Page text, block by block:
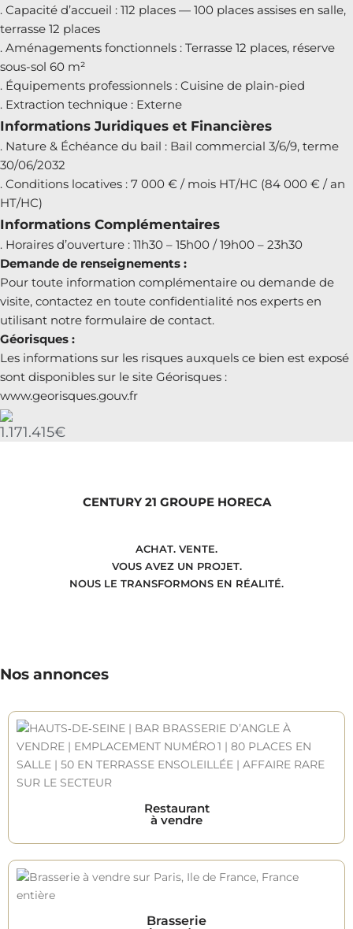
. Capacité d’accueil : 112 places — 100 places assises en salle,
terrasse 12 places
. Aménagements fonctionnels : Terrasse 12 places, réserve
sous-sol 60 m²
. Équipements professionnels : Cuisine de plain-pied
. Extraction technique : Externe
Informations Juridiques et Financières
. Nature & Échéance du bail : Bail commercial 3/6/9, terme
30/06/2032
. Conditions locatives : 7 000 € / mois HT/HC (84 000 € / an
HT/HC)
Informations Complémentaires
. Horaires d’ouverture : 11h30 – 15h00 / 19h00 – 23h30
Demande de renseignements :
Pour toute information complémentaire ou demande de
visite, contactez en toute confidentialité nos experts en
utilisant notre formulaire de contact.
Géorisques :
Les informations sur les risques auxquels ce bien est exposé
sont disponibles sur le site Géorisques :
www.georisques.gouv.fr
1.171.415€
CENTURY 21 GROUPE HORECA
ACHAT. VENTE.
VOUS AVEZ UN PROJET.
NOUS LE TRANSFORMONS EN RÉALITÉ.
Nos annonces
Restaurant
à vendre
Brasserie